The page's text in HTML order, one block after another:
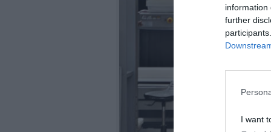
information
further
I want